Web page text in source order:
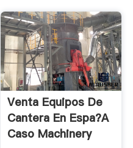
Venta Equipos De
Cantera En Espa?a
Caso Machinery